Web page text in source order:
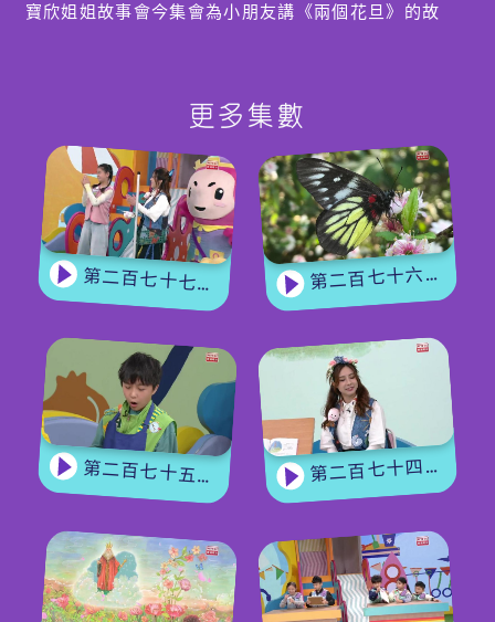
寶欣姐姐故事會今集會為小朋友講《兩個花旦》的故
中文怪，而華華做甚麼都沒自信，身邊出現很多驚青
怪。二人怎樣練習都練不好⋯⋯她們能夠跨越學習困
難、一起成為舞台上耀眼的花旦嗎？
【冷知識】
在香港，少數族裔佔了人口大約8.4%，㵆天哥哥和甜
CC會介紹不同少數族裔的文化及生活習慣，大家在認
識少數族裔的朋友時要留意及尊重他們的文化。
更多集數
第二百七十七集 - 【玩轉星期五】 蝴蝶變變變 第二百七十六集 - 【嘉賓來了】 蝴蝶專家
第二百七十五集 - 【手作Easy Job】 盆栽磨菇 【Yummy Time】仲夏蝴蝶粉 第二百七十四集 - 《花神的獎勵》下集